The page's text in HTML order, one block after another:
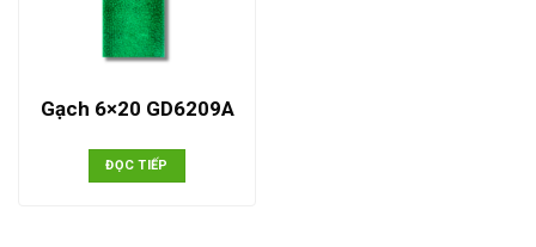
Gạch 6×20 GD6209A
ĐỌC TIẾP